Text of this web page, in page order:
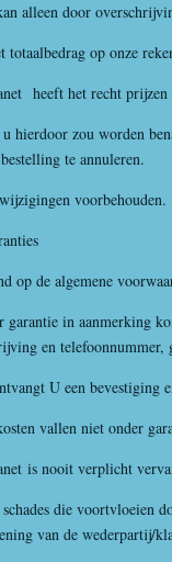
alleen door
op onze
heeft het recht
zou worden
te annuleren.
voorbehouden.
de algemene
in aanmerking
en telefoonnummer,
U een bevestiging
vallen niet onder
is nooit verplicht
die voortvloeien
van de wederpartij/